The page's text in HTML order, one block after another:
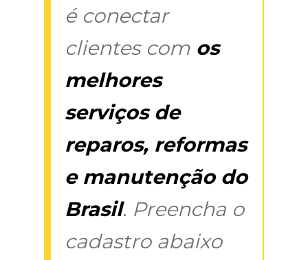
é conectar
clientes com os
melhores
serviços de
reparos, reformas
e manutenção do
Brasil. Preencha o
cadastro abaixo